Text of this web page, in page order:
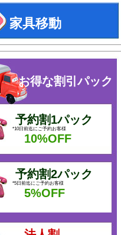
家具移動
お得な割引パック
予約割1パック
*10日前迄にご予約お客様
10%OFF
予約割2パック
*5日前迄にご予約お客様
5%OFF